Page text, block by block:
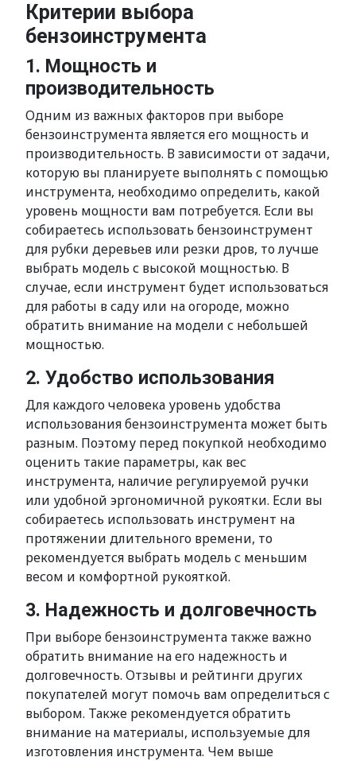
Критерии выбора
бензоинструмента
1. Мощность и
производительность
Одним из важных факторов при выборе
бензоинструмента является его мощность и
производительность. В зависимости от задачи,
которую вы планируете выполнять с помощью
инструмента, необходимо определить, какой
уровень мощности вам потребуется. Если вы
собираетесь использовать бензоинструмент
для рубки деревьев или резки дров, то лучше
выбрать модель с высокой мощностью. В
случае, если инструмент будет использоваться
для работы в саду или на огороде, можно
обратить внимание на модели с небольшей
мощностью.
2. Удобство использования
Для каждого человека уровень удобства
использования бензоинструмента может быть
разным. Поэтому перед покупкой необходимо
оценить такие параметры, как вес
инструмента, наличие регулируемой ручки
или удобной эргономичной рукоятки. Если вы
собираетесь использовать инструмент на
протяжении длительного времени, то
рекомендуется выбрать модель с меньшим
весом и комфортной рукояткой.
3. Надежность и долговечность
При выборе бензоинструмента также важно
обратить внимание на его надежность и
долговечность. Отзывы и рейтинги других
покупателей могут помочь вам определиться с
выбором. Также рекомендуется обратить
внимание на материалы, используемые для
изготовления инструмента. Чем выше